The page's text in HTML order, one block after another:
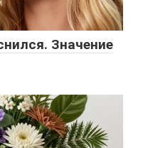
Значение